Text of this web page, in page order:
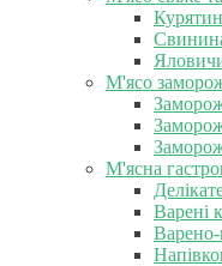
М'ясо
М'ясна
Варені
Варено-